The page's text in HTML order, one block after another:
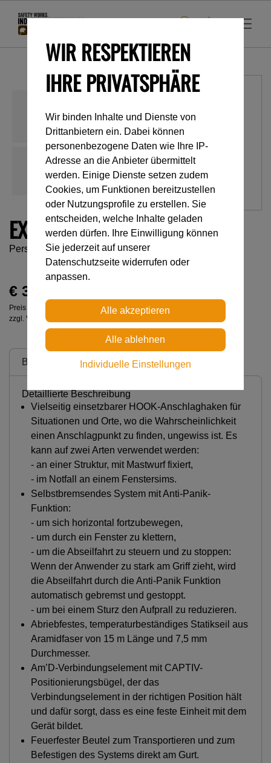
EXO® AP HOOK
Persönliches Rettungssystem mit Anschlaghaken
€ 391,00
Preis inkl. MwSt.
zzgl. Versandkosten
Beschreibung
Detaillierte Beschreibung
Vielseitig einsetzbarer HOOK-Anschlaghaken für
Situationen und Orte, wo die Wahrscheinlichkeit
einen Anschlagpunkt zu finden, ungewiss ist. Es
kann auf zwei Arten verwendet werden:
- an einer Struktur, mit Mastwurf fixiert,
- im Notfall an einem Fenstersims.
Selbstbremsendes System mit Anti-Panik-
Funktion:
- um sich horizontal fortzubewegen,
- um durch ein Fenster zu klettern,
- um die Abseilfahrt zu steuern und zu stoppen:
Wenn der Anwender zu stark am Griff zieht, wird
die Abseilfahrt durch die Anti-Panik Funktion
automatisch gebremst und gestoppt.
- um bei einem Sturz den Aufprall zu reduzieren.
Abriebfestes, temperaturbeständiges Statikseil aus
Aramidfaser von 15 m Länge und 7,5 mm
Durchmesser.
Am’D-Verbindungselement mit CAPTIV-
Positionierungsbügel, der das
Verbindungselement in der richtigen Position hält
und dafür sorgt, dass es eine feste Einheit mit dem
Gerät bildet.
Feuerfester Beutel zum Transportieren und zum
Befestigen des Systems direkt am Gurt.
WIR RESPEKTIEREN
IHRE PRIVATSPHÄRE
Wir binden Inhalte und Dienste von
Drittanbietern ein. Dabei können
personenbezogene Daten wie Ihre IP-
Adresse an die Anbieter übermittelt
werden. Einige Dienste setzen zudem
Cookies, um Funktionen bereitzustellen
oder Nutzungsprofile zu erstellen. Sie
entscheiden, welche Inhalte geladen
werden dürfen. Ihre Einwilligung können
Sie jederzeit auf unserer
Datenschutzseite widerrufen oder
anpassen.
Individuelle Einstellungen